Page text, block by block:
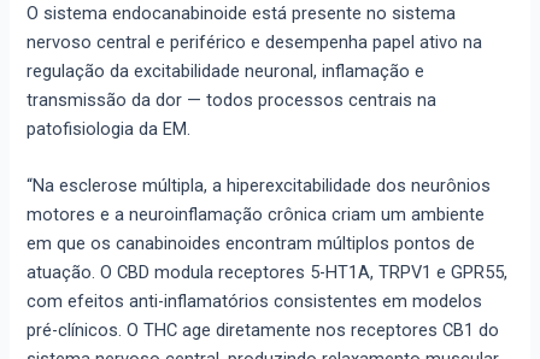
O sistema endocanabinoide está presente no sistema
nervoso central e periférico e desempenha papel ativo na
regulação da excitabilidade neuronal, inflamação e
transmissão da dor — todos processos centrais na
patofisiologia da EM.
“Na esclerose múltipla, a hiperexcitabilidade dos neurônios
motores e a neuroinflamação crônica criam um ambiente
em que os canabinoides encontram múltiplos pontos de
atuação. O CBD modula receptores 5-HT1A, TRPV1 e GPR55,
com efeitos anti-inflamatórios consistentes em modelos
pré-clínicos. O THC age diretamente nos receptores CB1 do